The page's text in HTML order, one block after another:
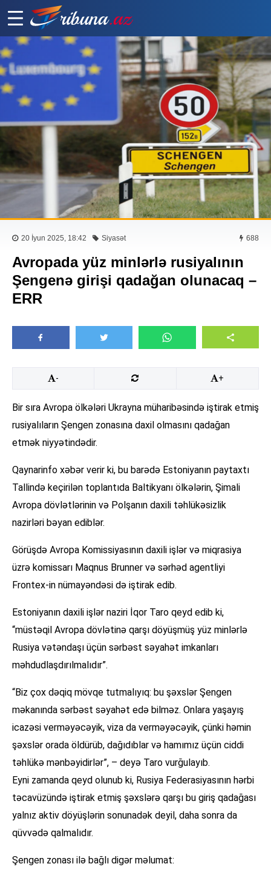
20 İyun 2025, 18:42 Siyasət 688
Avropada yüz minlərlə rusiyalının
Şengenə girişi qadağan olunacaq –
ERR
- +
Bir sıra Avropa ölkələri Ukrayna müharibəsində iştirak etmiş
rusiyalıların Şengen zonasına daxil olmasını qadağan
etmək niyyətindədir.
Qaynarinfo xəbər verir ki, bu barədə Estoniyanın paytaxtı
Tallində keçirilən toplantıda Baltikyanı ölkələrin, Şimali
Avropa dövlətlərinin və Polşanın daxili təhlükəsizlik
nazirləri bəyan ediblər.
Görüşdə Avropa Komissiyasının daxili işlər və miqrasiya
üzrə komissarı Maqnus Brunner və sərhəd agentliyi
Frontex-in nümayəndəsi də iştirak edib.
Estoniyanın daxili işlər naziri İqor Taro qeyd edib ki,
“müstəqil Avropa dövlətinə qarşı döyüşmüş yüz minlərlə
Rusiya vətəndaşı üçün sərbəst səyahət imkanları
məhdudlaşdırılmalıdır”.
“Biz çox dəqiq mövqe tutmalıyıq: bu şəxslər Şengen
məkanında sərbəst səyahət edə bilməz. Onlara yaşayış
icazəsi verməyəcəyik, viza da verməyəcəyik, çünki həmin
şəxslər orada öldürüb, dağıdıblar və hamımız üçün ciddi
təhlükə mənbəyidirlər”, – deyə Taro vurğulayıb.
Eyni zamanda qeyd olunub ki, Rusiya Federasiyasının hərbi
təcavüzündə iştirak etmiş şəxslərə qarşı bu giriş qadağası
yalnız aktiv döyüşlərin sonunadək deyil, daha sonra da
qüvvədə qalmalıdır.
Şengen zonası ilə bağlı digər məlumat: